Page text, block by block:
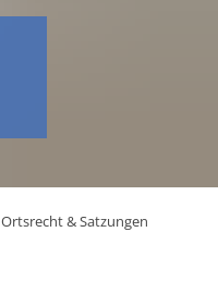
Ortsrecht & Satzungen